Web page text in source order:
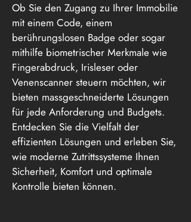
Ob Sie den Zugang zu Ihrer Immobilie
mit einem Code, einem
berührungslosen Badge oder sogar
mithilfe biometrischer Merkmale wie
Fingerabdruck, Irisleser oder
Venenscanner steuern möchten, wir
bieten massgeschneiderte Lösungen
für jede Anforderung und Budgets.
Entdecken Sie die Vielfalt der
effizienten Lösungen und erleben Sie,
wie moderne Zutrittssysteme Ihnen
Sicherheit, Komfort und optimale
Kontrolle bieten können.